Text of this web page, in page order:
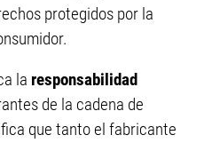
protegidos por la
la responsabilidad
de la cadena de
que tanto el fabricante